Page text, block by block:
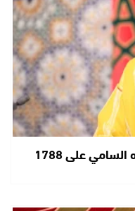
الملك محمد السادس يصدر عفوه السامي على 1788